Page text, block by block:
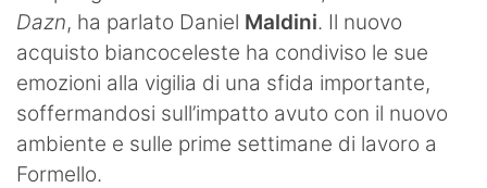
Dazn, ha parlato Daniel Maldini. Il nuovo
acquisto biancoceleste ha condiviso le sue
emozioni alla vigilia di una sfida importante,
soffermandosi sull’impatto avuto con il nuovo
ambiente e sulle prime settimane di lavoro a
Formello.